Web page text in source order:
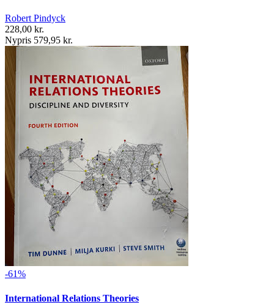
Robert Pindyck
228,00 kr.
Nypris 579,95 kr.
-61%
International Relations Theories